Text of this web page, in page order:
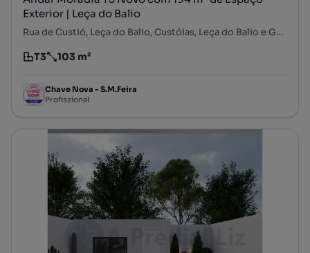
Exterior | Leça do Balio
Rua de Custió, Leça do Balio, Custóias, Leça do Balio e Guifões, Matosinhos, Porto
Tipologia
T3
Preço por metro quadrado
103 m²
Chave Nova - S.M.Feira
Profissional